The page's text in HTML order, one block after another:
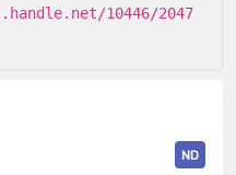
10446/2047
ND